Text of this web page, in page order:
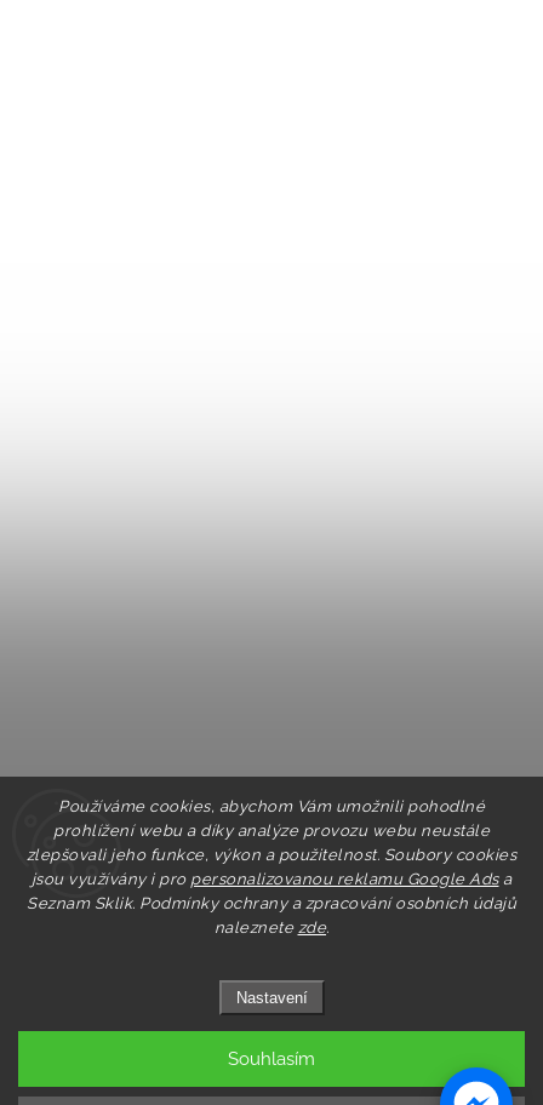
Používáme cookies, abychom Vám umožnili pohodlné
prohlížení webu a díky analýze provozu webu neustále
zlepšovali jeho funkce, výkon a použitelnost. Soubory cookies
jsou využívány i pro personalizovanou reklamu Google Adsa
Seznam Sklik. Podmínky ochrany a zpracování osobních údajů
naleznete zde.
Nastavení
Souhlasím
Copyright 2026Pastry.cz. Všechna práva vyhrazena.